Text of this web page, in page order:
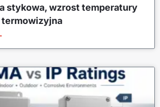
stykowa, wzrost temperatury